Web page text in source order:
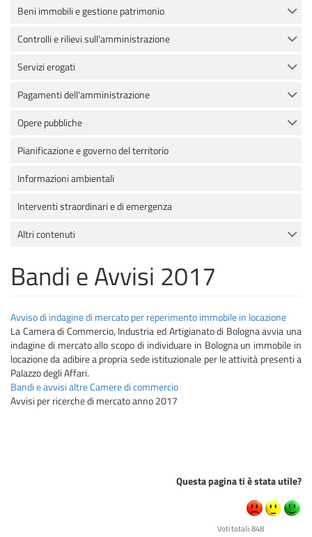
Beni immobili e gestione patrimonio
Controlli e rilievi sull'amministrazione
Servizi erogati
Pagamenti dell'amministrazione
Opere pubbliche
Pianificazione e governo del territorio
Informazioni ambientali
Interventi straordinari e di emergenza
Altri contenuti
Bandi e Avvisi 2017
Avviso di indagine di mercato per reperimento immobile in locazione
La Camera di Commercio, Industria ed Artigianato di Bologna avvia una
indagine di mercato allo scopo di individuare in Bologna un immobile in
locazione da adibire a propria sede istituzionale per le attività presenti a
Palazzo degli Affari.
Bandi e avvisi altre Camere di commercio
Avvisi per ricerche di mercato anno 2017
Questa pagina ti è stata utile?
Voti totali: 848